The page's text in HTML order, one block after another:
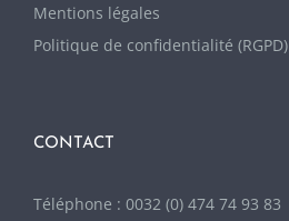
Mentions légales
Politique de confidentialité (RGPD)
CONTACT
Téléphone : 0032 (0) 474 74 93 83